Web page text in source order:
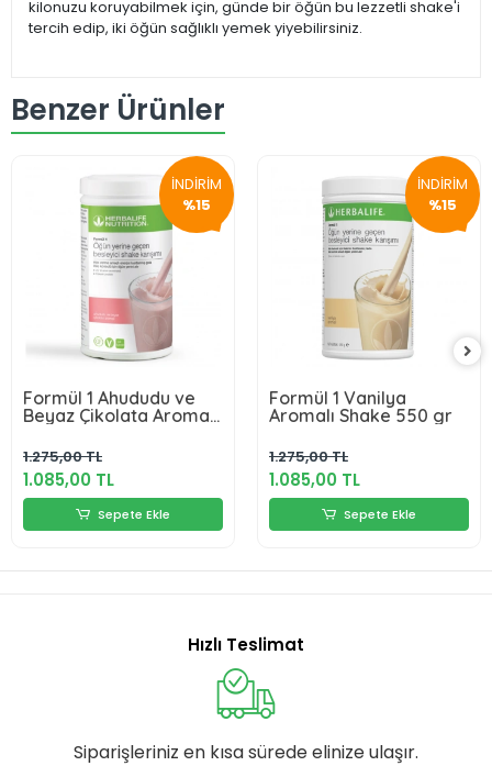
kilonuzu koruyabilmek için, günde bir öğün bu lezzetli shake'i
tercih edip, iki öğün sağlıklı yemek yiyebilirsiniz.
Benzer Ürünler
İNDİRİM
%15
Formül 1 Ahududu ve
Beyaz Çikolata Aromalı
1.275,00 TL
1.085,00 TL
Sepete Ekle
İNDİRİM
%15
Formül 1 Vanilya
Aromalı Shake 550 gr
1.275,00 TL
1.085,00 TL
Sepete Ekle
Hızlı Teslimat
Siparişleriniz en kısa sürede elinize ulaşır.